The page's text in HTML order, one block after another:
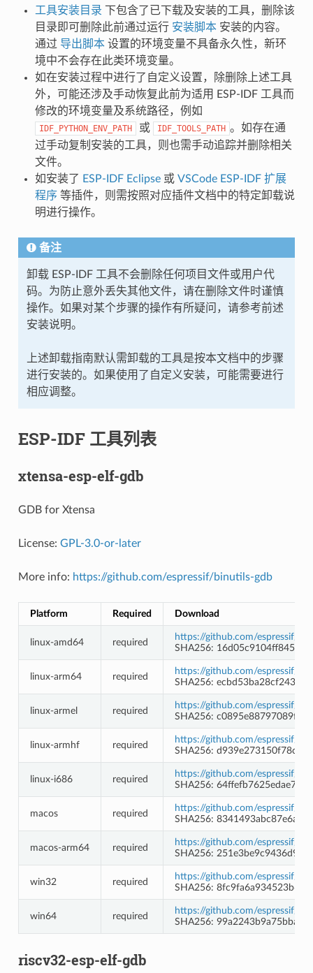
工具安装目录 下包含了已下载及安装的工具，删除该
目录即可删除此前通过运行 安装脚本安装的内容。
通过 导出脚本设置的环境变量不具备永久性，新环
境中不会存在此类环境变量。
如在安装过程中进行了自定义设置，除删除上述工具
外，可能还涉及手动恢复此前为适用 ESP-IDF 工具而
修改的环境变量及系统路径，例如
IDF_PYTHON_ENV_PATH 或 IDF_TOOLS_PATH 。如存在通
过手动复制安装的工具，则也需手动追踪并删除相关
文件。
如安装了
ESP-IDF Eclipse或 VSCode ESP-IDF 扩展
程序 等插件，则需按照对应插件文档中的特定卸载说
明进行操作。
备注
卸载 ESP-IDF 工具不会删除任何项目文件或用户代
码。为防止意外丢失其他文件，请在删除文件时谨慎
操作。如果对某个步骤的操作有所疑问，请参考前述
安装说明。
上述卸载指南默认需卸载的工具是按本文档中的步骤
进行安装的。如果使用了自定义安装，可能需要进行
相应调整。
ESP-IDF 工具列表
xtensa-esp-elf-gdb
GDB for Xtensa
License: GPL-3.0-or-later
More info: https://github.com/espressif/binutils-gdb
Platform Required Download
linux-amd64 required
https://github.com/espressif/
SHA256:
linux-arm64 required
https://github.com/espressif/
SHA256:
linux-armel required
https://github.com/espressif/
SHA256:
linux-armhf required
https://github.com/espressif/
SHA256:
linux-i686 required
https://github.com/espressif/
SHA256:
macos required
https://github.com/espressif/
SHA256:
macos-arm64 required
https://github.com/espressif/
SHA256:
win32 required
https://github.com/espressif/
SHA256:
win64 required
https://github.com/espressif/
SHA256:
riscv32-esp-elf-gdb